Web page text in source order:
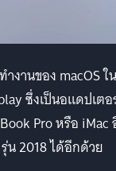
านของ macOS ใน
ซึ่งเป็นอแดปเต
Pro หรือ iMac
น 2018 ได้อีกด้วย